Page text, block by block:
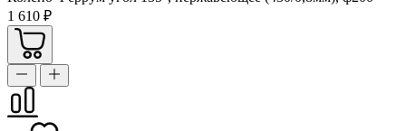
1 610 ₽